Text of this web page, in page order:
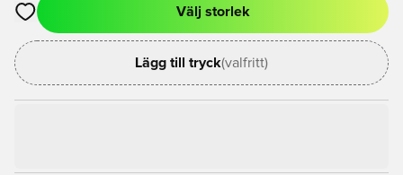
Öppnar en Modal för att logga in eller registrera dig som
Välj storlek
Lägg till tryck(valfritt)